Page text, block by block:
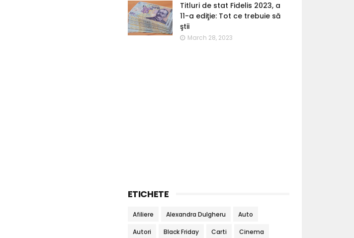
Titluri de stat Fidelis 2023, a
11-a ediţie: Tot ce trebuie să
ştii
March 28, 2023
ETICHETE
Afiliere Alexandra Dulgheru Auto
Autori Black Friday Carti Cinema